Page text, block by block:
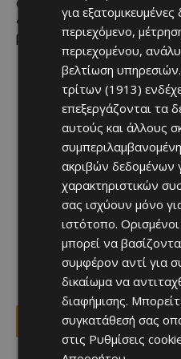
σχεδίων επιδότησης και
«πρακτικά και όχι με λόγια»
βιομηχανία.
Facebook X
για εξατομικευμένες
περιεχόμενο,
περιεχομένου,
βελτίωση υπηρεσιών.
τρίτων (1913)
επεξεργάζονται τα
αυτούς και άλλους
ακριβών δεδομένων
χαρακτηριστικών
σας ισχύουν μόνο
ιστότοπο.
μπορεί να
συμφέρον αντί για
δικαίωμα να
διαφήμισης.
συγκατάθεσή σας
στις Ρυθμίσεις